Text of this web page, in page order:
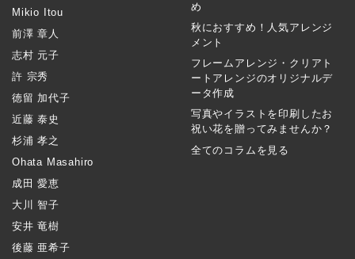
Mikio Itou
前澤 章人
志村 元子
許 宗秀
徳留 加代子
近藤 泰史
杉浦 孝之
Ohata Masahiro
成田 愛恵
大川 智子
安井 竜樹
後藤 亜希子
め
秋におすすめ！人気アレンジ
メント
フレームアレンジ・クリアト
ートアレンジのオリジナルデ
ータ作成
写真やイラストを印刷したお
祝い花を贈ってみませんか？
全てのコラムを見る